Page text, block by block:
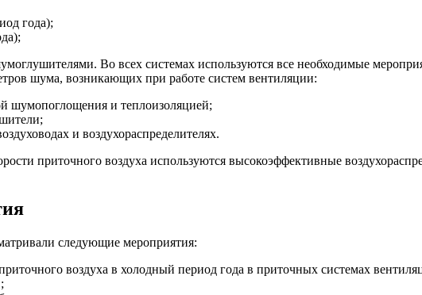
года);
Во всех системах используются все необходимые
шума, возникающих при работе систем вентиляции:
шумопоглощения и теплоизоляцией;
и воздухораспределителях.
приточного воздуха используются высокоэффективные
следующие мероприятия:
воздуха в холодный период года в приточных системах